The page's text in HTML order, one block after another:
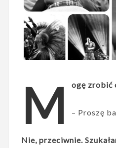
M ogę zrobić
– Proszę
Nie, przeciwnie.